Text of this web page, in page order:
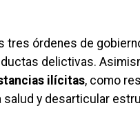
órdenes de
delictivas.
ilícitas, como
y desarticular